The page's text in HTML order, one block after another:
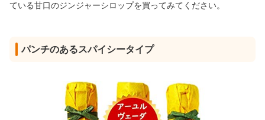
ている甘口のジンジャーシロップを買ってみてください。
パンチのあるスパイシータイプ